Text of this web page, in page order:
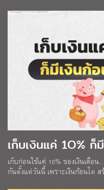
เก็บเงินแค่ 1O% ก็
เก็บก่อนใช้แค่ 10% ของเงินเดือ
กันตั้งแต่วันนี้ เพราะเงินก้อนโต ส